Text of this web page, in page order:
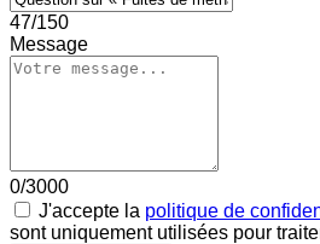
47/150
Message
0/3000
J'accepte la politique de
sont uniquement utilisées pour